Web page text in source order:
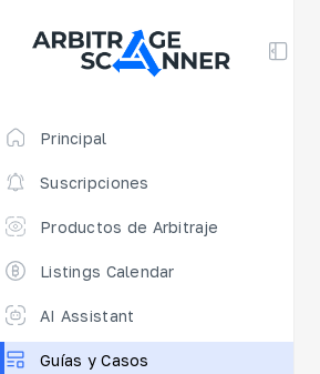
Principal
Suscripciones
Productos de Arbitraje
Cribador de Arbitraje
Arbitraje Perpetuo
Funding Rates Free
Listings Calendar
AI Assistant
Guías y Casos